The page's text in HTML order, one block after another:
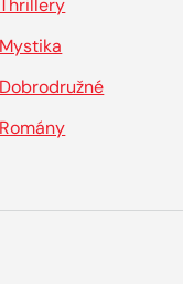
Mystika
Dobrodružné
Romány